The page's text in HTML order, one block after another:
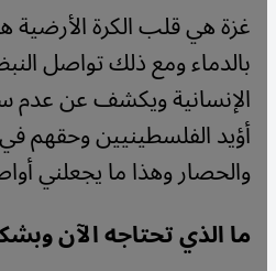
غزة هي قلب الكرة الأرضية
بالدماء ومع ذلك تواصل
الإنسانية ويكشف عن عدم
أؤيد الفلسطينيين وحقهم
والحصار وهذا ما يجعلني
ما الذي تحتاجه الآن